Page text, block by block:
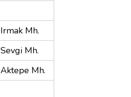
Irmak Mh.
Sevgi Mh.
Aktepe Mh.